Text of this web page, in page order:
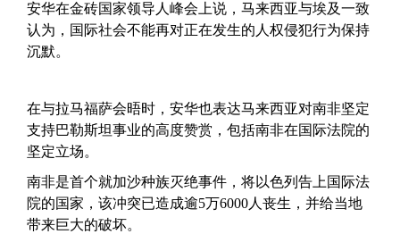
安华在金砖国家领导人峰会上说，马来西亚与埃及一致
认为，国际社会不能再对正在发生的人权侵犯行为保持
沉默。
在与拉马福萨会晤时，安华也表达马来西亚对南非坚定
支持巴勒斯坦事业的高度赞赏，包括南非在国际法院的
坚定立场。
南非是首个就加沙种族灭绝事件，将以色列告上国际法
院的国家，该冲突已造成逾5万6000人丧生，并给当地
带来巨大的破坏。